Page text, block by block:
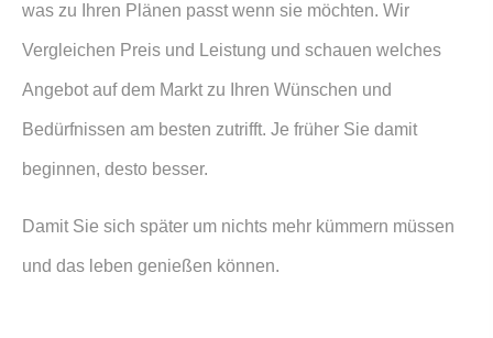
was zu Ihren Plänen passt wenn sie möchten. Wir
Vergleichen Preis und Leistung und schauen welches
Angebot auf dem Markt zu Ihren Wünschen und
Bedürfnissen am besten zutrifft. Je früher Sie damit
beginnen, desto besser.
Damit Sie sich später um nichts mehr kümmern müssen
und das leben genießen können.